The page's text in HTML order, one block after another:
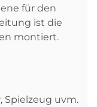
für den
ist die
montiert.
Spielzeug uvm.